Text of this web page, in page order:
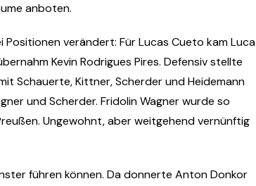
anboten.
verändert: Für Lucas Cueto kam Luca
Kevin Rodrigues Pires. Defensiv stellte
Schauerte, Kittner, Scherder und Heidemann
und Scherder. Fridolin Wagner wurde so
Ungewohnt, aber weitgehend vernünftig
führen können. Da donnerte Anton Donkor